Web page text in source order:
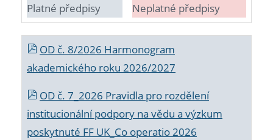
Platné předpisy Neplatné předpisy
OD č. 8/2026 Harmonogram
akademického roku 2026/2027
OD č. 7_2026 Pravidla pro rozdělení
institucionální podpory na vědu a výzkum
poskytnuté FF UK_Co operatio 2026